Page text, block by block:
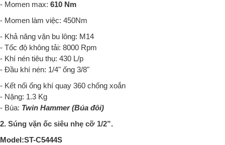
- Momen max: 610 Nm
- Momen làm việc: 450Nm
- Khả năng vặn bu lông: M14
- Tốc độ không tải: 8000 Rpm
- Khí nén tiêu thụ: 430 L/p
- Đầu khí nén: 1/4" ống 3/8"
- Kết nối ống khí quay 360 chống xoắn
- Nặng: 1.3 Kg
- Búa: Twin Hammer (Búa đôi)
2. Súng vặn ốc siêu nhẹ cỡ 1/2”.
Model:ST-C5444S